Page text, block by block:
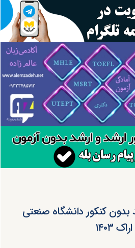
بدون کنکور دانشگاه صنعتی
اراک ۱۴۰۳